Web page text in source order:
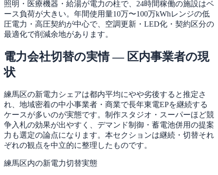
照明・医療機器・給湯が電力の柱で、24時間稼働の施設はベ
ース負荷が大きい。年間使用量10万〜100万kWhレンジの低
圧電力・高圧契約が中心で、空調更新・LED化・契約区分の
最適化で削減余地があります。
電力会社切替の実情 — 区内事業者の現
状
練馬区の新電力シェアは都内平均にやや劣後すると推定さ
れ、地域密着の中小事業者・商業で長年東電EPを継続する
ケースが多いのが実態です。制作スタジオ・スーパーほど競
争入札の効果が出やすく、デマンド制御・蓄電池併用の提案
力も選定の論点になります。本セクションは継続・切替それ
ぞれの観点を中立的に整理したものです。
練馬区内の新電力切替実態